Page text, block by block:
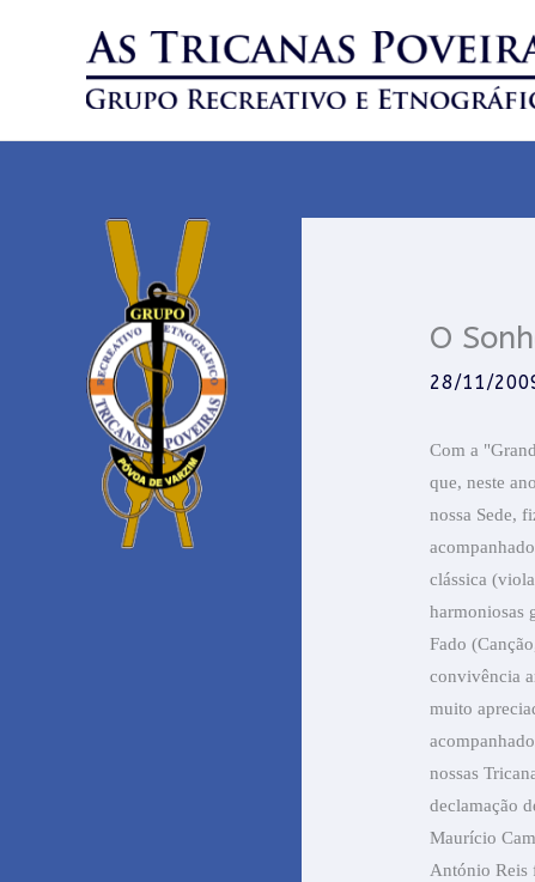
O
28/11/
Com a
que, neste
nossa Sede,
clássica
harmoniosas
Fado
convivência
muito
nossas
declamação
Maurício
António Reis